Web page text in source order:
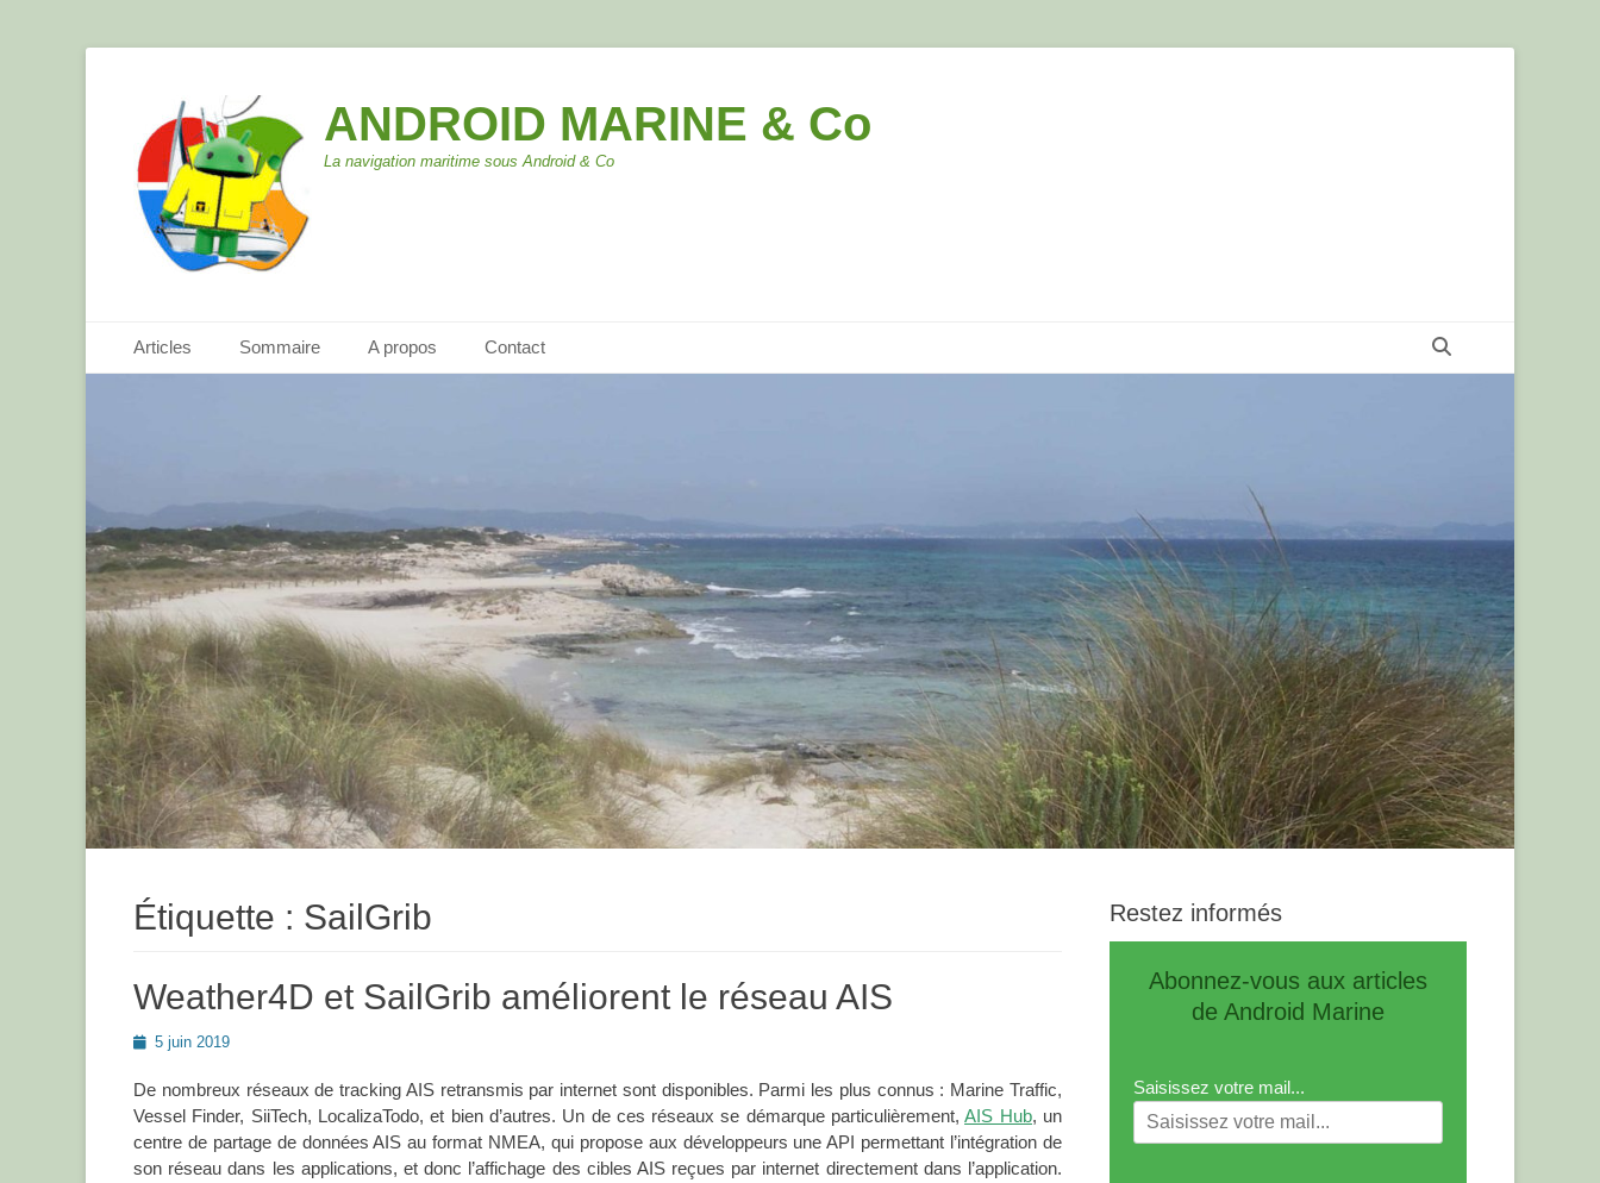
ANDROID MARINE & Co
La navigation maritime sous Android & Co
Menu principal
Articles Sommaire A propos Contact
Étiquette : SailGrib
Weather4D et SailGrib améliorent le réseau AIS
Posted5 juin 2019
De nombreux réseaux de tracking AIS retransmis par internet sont disponibles. Parmi les plus connus : Marine Traffic,
Vessel Finder, SiiTech, LocalizaTodo, et bien d’autres. Un de ces réseaux se démarque particulièrement,AIS Hub, un
centre de partage de données AIS au format NMEA, qui propose aux développeurs une API permettant l’intégration de
son réseau dans les applications, et donc l’affichage des cibles AIS reçues par internet directement dans l’application.
Restez informés
Abonnez-vous aux articles
de Android Marine
Saisissez votre mail...